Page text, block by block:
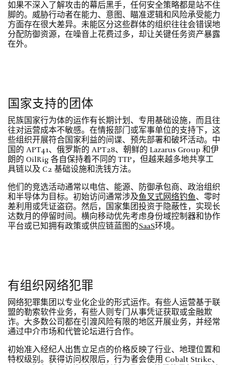
如果不深入了解攻击的幕后黑手，任何安全策略都是站不住
脚的。威胁行动者在能力、意图、瞄准逻辑和风险承受能力
方面存在很大差异。未能区分这些群体的组织往往会错误地
分配防御资源，在噪音上花费过多，却让关键任务资产暴露
在外。
国家支持的团体
民族国家行为体的运作有长期计划、专用基础设施，而且往
往对运营成本不敏感。在情报部门或军事单位的支持下，这
些组织开展符合国家利益的间谍、预先部署和破坏活动。中
国的 APT41、俄罗斯的 APT28、朝鲜的 Lazarus Group 和伊
朗的 OilRig 各自保持着不同的 TTP，但越来越多地共享工
具链以及 C2 基础设施和洗钱方法。
他们的竞选活动通常以电信、能源、防御承包商、政治组织
和半导体为目标。初始访问通常涉及鱼叉式网络钓鱼、零时
差利用或凭证盗窃。然后，国家集团投资于隐蔽性，实现长
达数月的停留时间。横向移动优先考虑身份域控制器和协作
平台或已知拥有政策或供应链蓝图的SaaS环境。
有组织网络犯罪
网络犯罪集团以专业化企业的形式运作。有些人运营基于联
盟的勒索软件业务，有些人则专门从事凭证获取或金融欺
诈。大多数公司都在引渡风险有限的地区开展业务，并经常
通过中介市场和代管论坛进行合作。
初始准入经纪人出售立足点的价格反映了行业、地理位置和
特权级别。获得访问权限后，行为者会使用 Cobalt Strike、